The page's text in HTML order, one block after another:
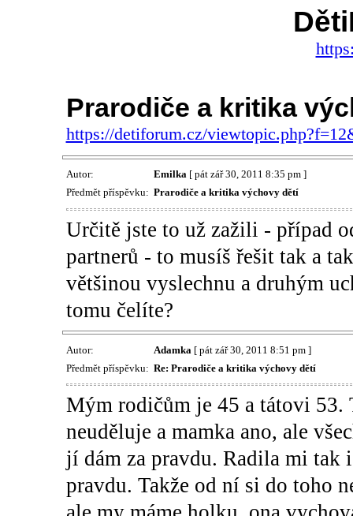
Prarodiče a kritika
https://detiforum.cz/
Autor: Emilka[ pát zář 30, 2011 8:35 pm ]
Předmět příspěvku: Prarodiče a kritika výchovy dětí
Určitě jste to už zažili - případ
partnerů - to musíš řešit tak a
většinou vyslechnu a druhým
tomu čelíte?
Autor: Adamka [ pát zář 30, 2011 8:51 pm ]
Předmět příspěvku: Re: Prarodiče a kritika výchovy dětí
Mým rodičům je 45 a tátovi 53.
neuděluje a mamka ano, ale
jí dám za pravdu. Radila mi tak
pravdu. Takže od ní si do toho